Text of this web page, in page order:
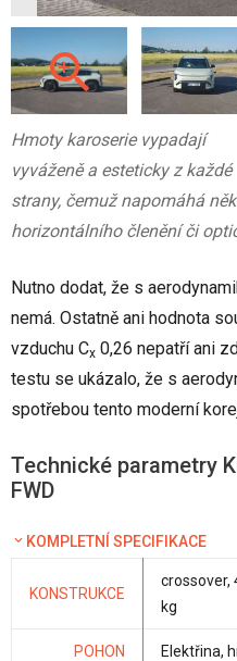
Hmoty karoserie vypadají
vyváženě a esteticky z každé
strany, čemuž napomáhá
horizontálního členění či
Nutno dodat, že s
nemá. Ostatně ani hodnota
vzduchu Cx 0,26 nepatří ani
testu se ukázalo, že s
spotřebou tento moderní
Technické parametry
FWD
KOMPLETNÍ SPECIFIKACE
KONSTRUKCE
crossover,
kg
POHON Elektřina,